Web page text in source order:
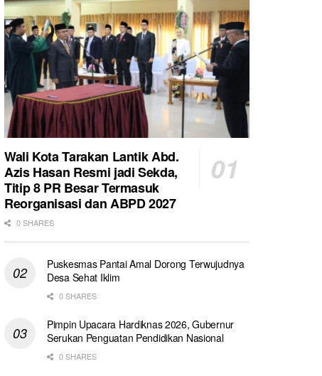
Wali Kota Tarakan Lantik Abd.
Azis Hasan Resmi jadi Sekda,
Titip 8 PR Besar Termasuk
Reorganisasi dan ABPD 2027
0 SHARES
Puskesmas Pantai Amal Dorong Terwujudnya
Desa Sehat Iklim
0 SHARES
Pimpin Upacara Hardiknas 2026, Gubernur
Serukan Penguatan Pendidikan Nasional
0 SHARES